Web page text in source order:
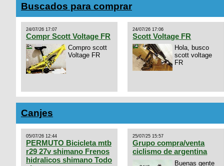
Buscados para comprar
24/07/26 17:07
Compr Scott Voltage FR
Compro scott
Voltage FR
24/07/26 17:06
Scott Voltage FR
Hola, busco
scott voltage
FR
Canjes
05/07/26 12:44
PERMUTO Bicicleta mtb
r29 27v shimano Frenos
hidralicos shimano Todo
25/07/25 15:57
Grupo compra/venta
ciclismo de argentina
Buenas gente